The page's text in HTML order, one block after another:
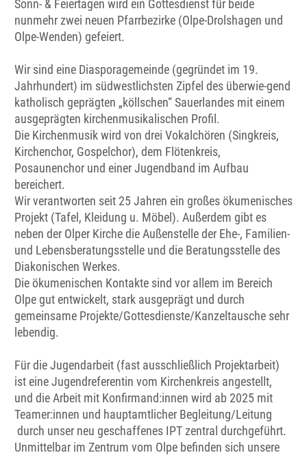
Sonn- & Feiertagen wird ein Gottesdienst für beide
nunmehr zwei neuen Pfarrbezirke (Olpe-Drolshagen und
Olpe-Wenden) gefeiert.
Wir sind eine Diasporagemeinde (gegründet im 19.
Jahrhundert) im südwestlichsten Zipfel des überwie-gend
katholisch geprägten „köllschen“ Sauerlandes mit einem
ausgeprägten kirchenmusikalischen Profil.
Die Kirchenmusik wird von drei Vokalchören (Singkreis,
Kirchenchor, Gospelchor), dem Flötenkreis,
Posaunenchor und einer Jugendband im Aufbau
bereichert.
Wir verantworten seit 25 Jahren ein großes ökumenisches
Projekt (Tafel, Kleidung u. Möbel). Außerdem gibt es
neben der Olper Kirche die Außenstelle der Ehe-, Familien-
und Lebensberatungsstelle und die Beratungsstelle des
Diakonischen Werkes.
Die ökumenischen Kontakte sind vor allem im Bereich
Olpe gut entwickelt, stark ausgeprägt und durch
gemeinsame Projekte/Gottesdienste/Kanzeltausche sehr
lebendig.
Für die Jugendarbeit (fast ausschließlich Projektarbeit)
ist eine Jugendreferentin vom Kirchenkreis angestellt,
und die Arbeit mit Konfirmand:innen wird ab 2025 mit
Teamer:innen und hauptamtlicher Begleitung/Leitung
durch unser neu geschaffenes IPT zentral durchgeführt.
Unmittelbar im Zentrum vom Olpe befinden sich unsere